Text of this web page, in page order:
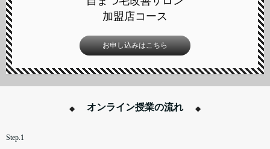
加盟店コース
お申し込みはこちら
オンライン授業の流れ
Step.1